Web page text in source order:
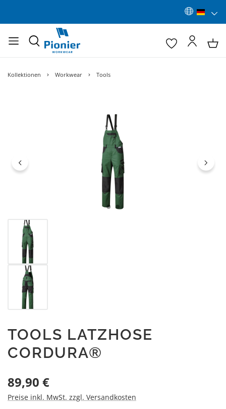
Kollektionen Workwear Tools
TOOLS LATZHOSE
CORDURA®
Regulärer Preis:
89,90 €
Preise inkl. MwSt. zzgl. Versandkosten